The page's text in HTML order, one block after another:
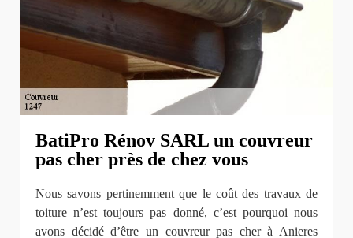
BatiPro Rénov SARL un couvreur
pas cher près de chez vous
Nous savons pertinemment que le coût des travaux de
toiture n’est toujours pas donné, c’est pourquoi nous
avons décidé d’être un couvreur pas cher à Anieres